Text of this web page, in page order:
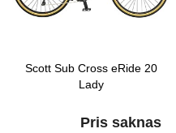
Scott Sub Cross eRide 20
Lady
Pris saknas